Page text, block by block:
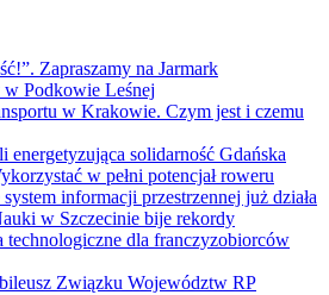
Zapraszamy na Jarmark
Podkowie Leśnej
w Krakowie. Czym jest i czemu
energetyzująca solidarność Gdańska
w pełni potencjał roweru
informacji przestrzennej już działa
w Szczecinie bije rekordy
technologiczne dla franczyzobiorców
Związku Województw RP